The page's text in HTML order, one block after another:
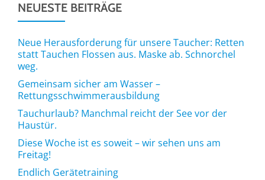
NEUESTE BEITRÄGE
Neue Herausforderung für unsere Taucher: Retten
statt Tauchen Flossen aus. Maske ab. Schnorchel
weg.
Gemeinsam sicher am Wasser –
Rettungsschwimmerausbildung
Tauchurlaub? Manchmal reicht der See vor der
Haustür.
Diese Woche ist es soweit – wir sehen uns am
Freitag!
Endlich Gerätetraining